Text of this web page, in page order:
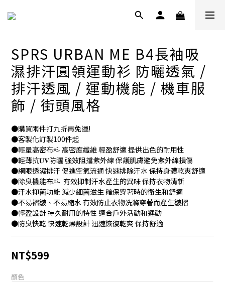
SPRS URBAN ME B4長袖吸
濕排汗圓領運動衫 防曬透氣 /
排汗透風 / 運動機能 / 機車服
飾 / 街頭風格
●購買兩件打九折再免運!
●客製化訂製100件起
●輕量高密布料 高密度纖維 輕盈舒適 提供出色的耐用性
●輕薄抗𝐔𝐕防曬 強效阻擋紫外線 保護肌膚避免紫外線損傷
●網眼透濕排汗 促進空氣流通 快速排除汗水 保持身體乾爽舒適
●除臭機能布料  有效抑制汗水產生的異味 保持衣物清新
●汗水抑菌功能 減少細菌滋生 確保穿著時的衛生和舒適
●不易褶皺、不易縮水 有效防止衣物洗滌穿著而產生皺摺
●輕盈設計 持久耐用的特性 適合戶外活動和運動
●防臭快乾 快速乾燥設計 迅速恢復乾爽 保持舒適
NT$599
顏色